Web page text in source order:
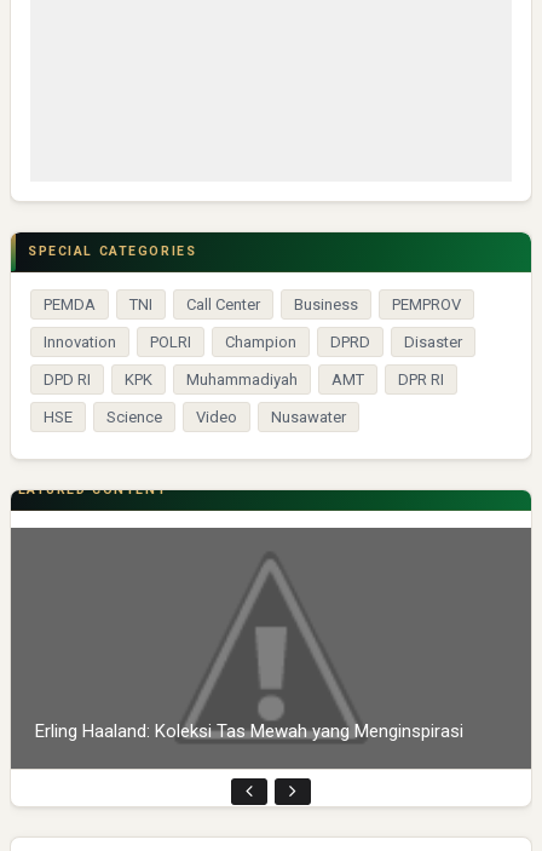
SPECIAL CATEGORIES
PEMDA TNI Call Center Business PEMPROV
Innovation POLRI Champion DPRD Disaster
DPD RI KPK Muhammadiyah AMT DPR RI
HSE Science Video Nusawater
FEATURED CONTENT
Erling Haaland: Koleksi Tas Mewah yang Menginspirasi